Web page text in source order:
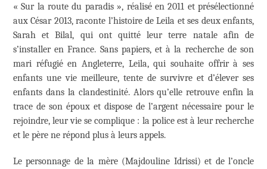
« Sur la route du paradis », réalisé en 2011 et présélectionné
aux César 2013, raconte l’histoire de Leila et ses deux enfants,
Sarah et Bilal, qui ont quitté leur terre natale afin de
s’installer en France. Sans papiers, et à la recherche de son
mari réfugié en Angleterre, Leila, qui souhaite offrir à ses
enfants une vie meilleure, tente de survivre et d’élever ses
enfants dans la clandestinité. Alors qu’elle retrouve enfin la
trace de son époux et dispose de l’argent nécessaire pour le
rejoindre, leur vie se complique : la police est à leur recherche
et le père ne répond plus à leurs appels.
Le personnage de la mère (Majdouline Idrissi) et de l’oncle